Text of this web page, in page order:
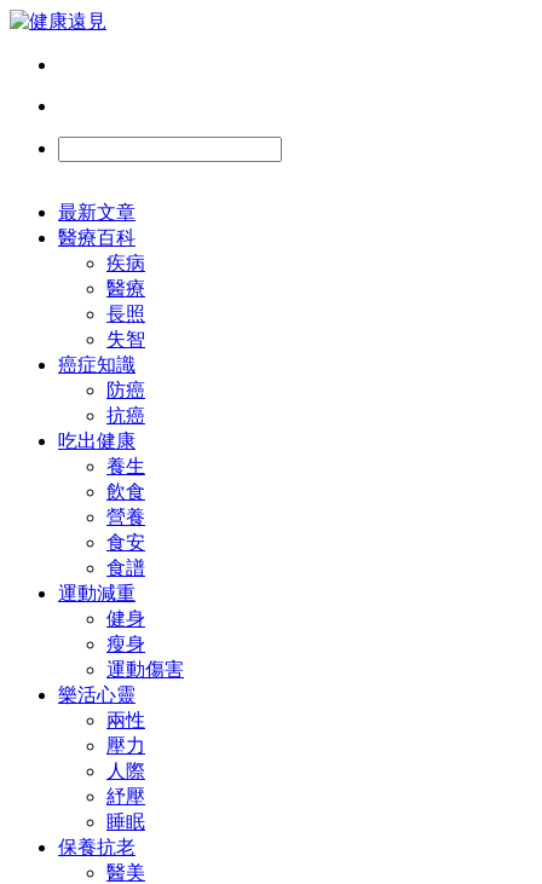
最新文章
醫療百科
疾病
醫療
長照
失智
癌症知識
防癌
抗癌
吃出健康
養生
飲食
營養
食安
食譜
運動減重
健身
瘦身
運動傷害
樂活心靈
兩性
壓力
人際
紓壓
睡眠
保養抗老
醫美